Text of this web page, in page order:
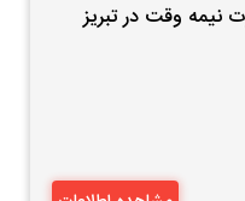
نیمه وقت در تبریز